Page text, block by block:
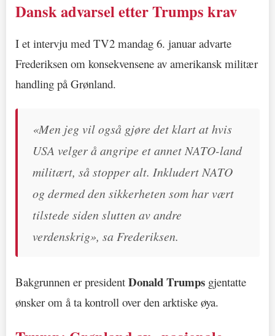
Dansk advarsel etter Trumps krav
I et intervju med TV2 mandag 6. januar advarte
Frederiksen om konsekvensene av amerikansk militær
handling på Grønland.
«Men jeg vil også gjøre det klart at hvis
USA velger å angripe et annet NATO-land
militært, så stopper alt. Inkludert NATO
og dermed den sikkerheten som har vært
tilstede siden slutten av andre
verdenskrig», sa Frederiksen.
Bakgrunnen er president Donald Trumps gjentatte
ønsker om å ta kontroll over den arktiske øya.